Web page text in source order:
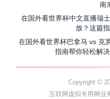
南
在国外看世界杯中文直播瑞
放？这篇
在国外看世界杯巴拿马 vs 克
指南帮你轻松解
Copyright ©
互联网虚拟专用网业